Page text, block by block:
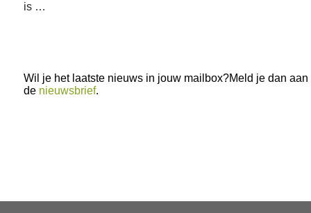
is …
Wil je het laatste nieuws in jouw mailbox?Meld je dan aan
de nieuwsbrief.